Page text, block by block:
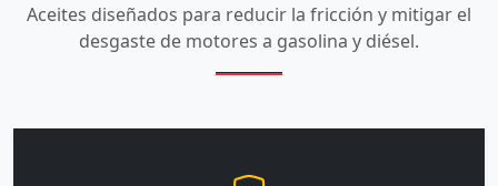
Aceites diseñados para reducir la fricción y mitigar el
desgaste de motores a gasolina y diésel.